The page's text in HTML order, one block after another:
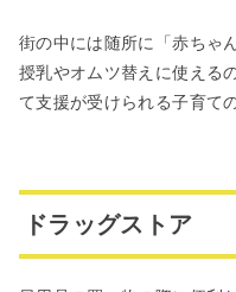
街の中には随所に「赤ちゃ
授乳やオムツ替えに使える
て支援が受けられる子育て
ドラッグストア